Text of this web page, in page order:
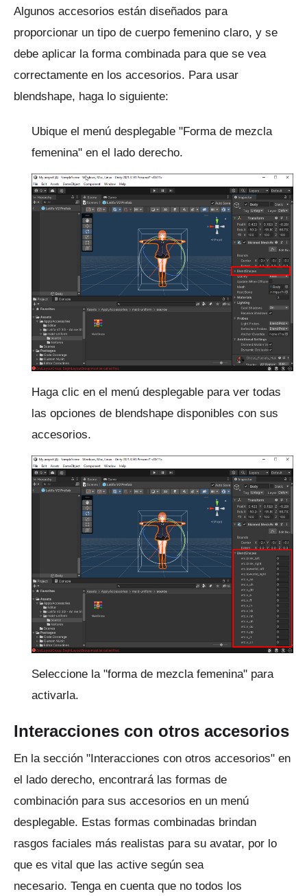
Algunos accesorios están diseñados para
proporcionar un tipo de cuerpo femenino claro, y se
debe aplicar la forma combinada para que se vea
correctamente en los accesorios. Para usar
blendshape, haga lo siguiente:
Ubique el menú desplegable "Forma de mezcla
femenina" en el lado derecho.
Haga clic en el menú desplegable para ver todas
las opciones de blendshape disponibles con sus
accesorios.
Seleccione la "forma de mezcla femenina" para
activarla.
Interacciones con otros accesorios
En la sección "Interacciones con otros accesorios" en
el lado derecho, encontrará las formas de
combinación para sus accesorios en un menú
desplegable. Estas formas combinadas brindan
rasgos faciales más realistas para su avatar, por lo
que es vital que las active según sea
necesario. Tenga en cuenta que no todos los